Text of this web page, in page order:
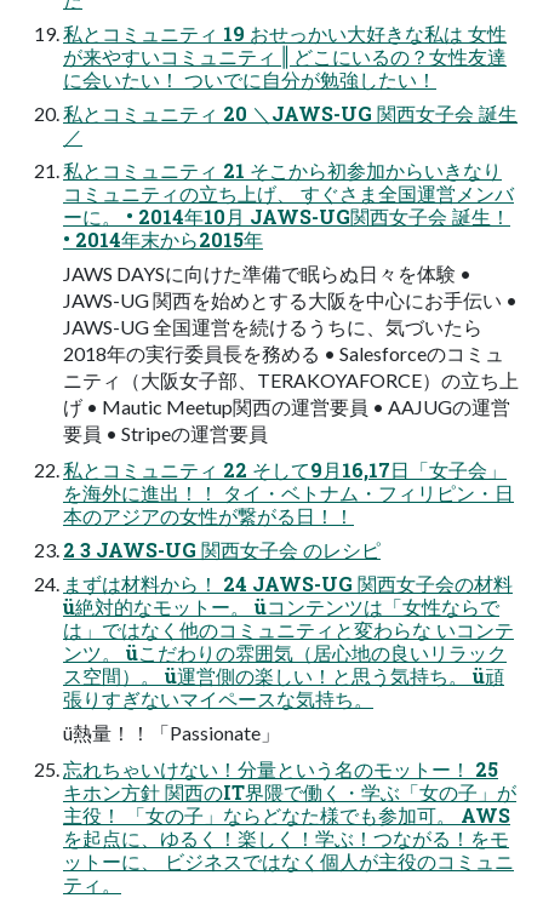
私とコミュニティ 19 おせっかい⼤好きな私は ⼥性
が来やすいコミュニティ ‖ どこにいるの？⼥性友達
に会いたい！ ついでに⾃分が勉強したい！
私とコミュニティ 20 ＼JAWS-UG 関⻄⼥⼦会 誕⽣
／
私とコミュニティ 21 そこから初参加からいきなり
コミュニティの⽴ち上げ、 すぐさま全国運営メンバ
ーに。 • 2014年10⽉ JAWS-UG関⻄⼥⼦会 誕⽣！
• 2014年末から2015年
JAWS DAYSに向けた準備で眠らぬ⽇々を体験 •
JAWS-UG 関⻄を始めとする⼤阪を中⼼にお⼿伝い •
JAWS-UG 全国運営を続けるうちに、気づいたら
2018年の実⾏委員⻑を務める • Salesforceのコミュ
ニティ（⼤阪⼥⼦部、TERAKOYAFORCE）の⽴ち上
げ • Mautic Meetup関⻄の運営要員 • AAJUGの運営
要員 • Stripeの運営要員
私とコミュニティ 22 そして9⽉16,17⽇「⼥⼦会」
を海外に進出！！ タイ・ベトナム・フィリピン・⽇
本のアジアの⼥性が繋がる⽇！！
2 3 JAWS-UG 関⻄⼥⼦会 のレシピ
まずは材料から！ 24 JAWS-UG 関⻄⼥⼦会の材料
ü絶対的なモットー。 üコンテンツは「⼥性ならで
は」ではなく他のコミュニティと変わらな いコンテ
ンツ。 üこだわりの雰囲気（居⼼地の良いリラック
ス空間）。 ü運営側の楽しい！と思う気持ち。 ü頑
張りすぎないマイペースな気持ち。
ü熱量！！「Passionate」
忘れちゃいけない！分量という名のモットー！ 25
キホン⽅針 関⻄のIT界隈で働く・学ぶ「⼥の⼦」が
主役！ 「⼥の⼦」ならどなた様でも参加可。 AWS
を起点に、ゆるく！楽しく！学ぶ！つながる！をモ
ットーに、 ビジネスではなく個⼈が主役のコミュニ
ティ。